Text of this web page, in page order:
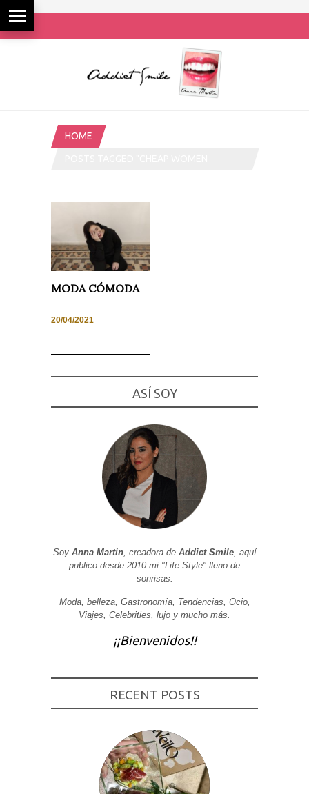
HOME
MODA CÓMODA
20/04/2021
ASÍ SOY
Soy Anna Martin, creadora de Addict Smile, aquí
publico desde 2010 mi "Life Style" lleno de
sonrisas:
Moda, belleza, Gastronomía, Tendencias, Ocio,
Viajes, Celebrities, lujo y mucho más.
¡¡Bienvenidos!!
RECENT POSTS
Estadísticas
y estructura
de la web, en
base a cómo
mejor posible
rechaza estas